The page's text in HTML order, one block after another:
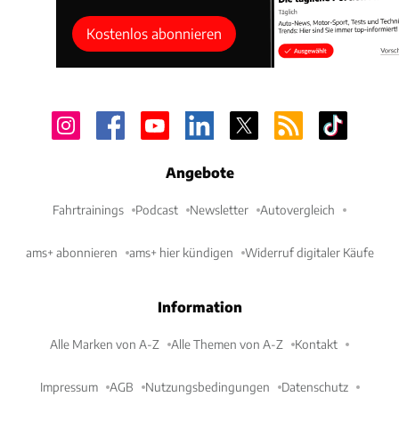
Kostenlos abonnieren
Angebote
Fahrtrainings Podcast Newsletter Autovergleich
ams+ abonnieren ams+ hier kündigen Widerruf digitaler Käufe
Information
Alle Marken von A-Z Alle Themen von A-Z Kontakt
Impressum AGB Nutzungsbedingungen Datenschutz